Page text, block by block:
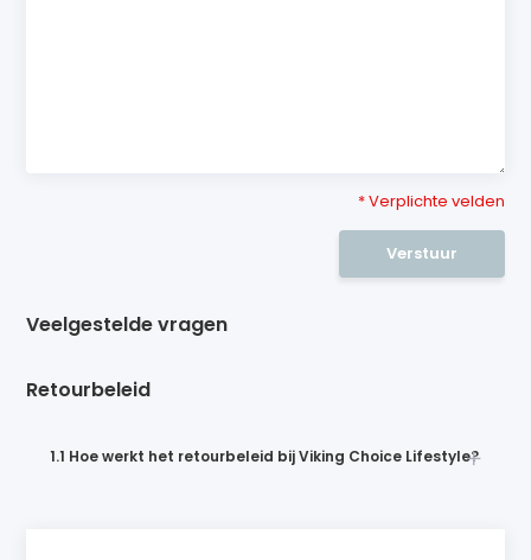
* Verplichte velden
Verstuur
Veelgestelde vragen
Retourbeleid
1.1 Hoe werkt het retourbeleid bij Viking Choice Lifestyle?